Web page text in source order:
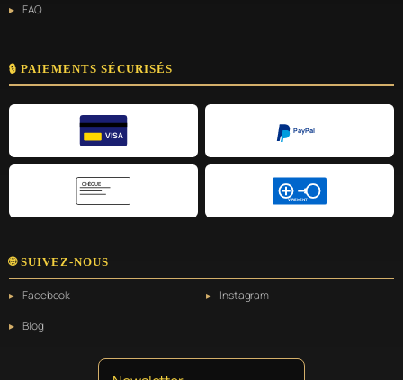
FAQ
🔒 PAIEMENTS SÉCURISÉS
VISA
PayPal
CHÈQUE
VIREMENT
🌐 SUIVEZ-NOUS
Facebook
Instagram
Blog